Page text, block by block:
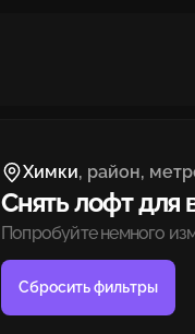
Химки, район,
Снять лофт для
Попробуйте немного
Сбросить фильтры